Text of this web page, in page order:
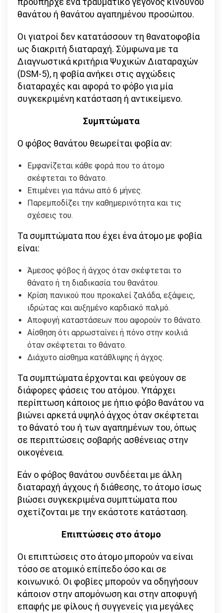
θανάτου ή θανάτου αγαπημένου προσώπου.
Οι γιατροί δεν κατατάσσουν τη θανατοφοβία
ως διακριτή διαταραχή. Σύμφωνα με τα
Διαγνωστικά κριτήρια Ψυχικών Διαταραχών
(DSM-5), η φοβία ανήκει στις αγχώδεις
διαταραχές και αφορά το φόβο για μία
συγκεκριμένη κατάσταση ή αντικείμενο.
Συμπτώματα
Ο φόβος θανάτου θεωρείται φοβία αν:
Εμφανίζεται κάθε φορά που το άτομο
σκέφτεται το θάνατο.
Επιμένει για πάνω από 6 μήνες.
Παρεμποδίζει την καθημερινότητα και τις
σχέσεις του.
Τα συμπτώματα που έχει ένα άτομο με φοβία
είναι:
Άμεσος φόβος ή άγχος όταν σκέφτεται το
θάνατο ή τη διαδικασία του θανάτου.
Κρίση πανικού που προκαλεί ζαλάδα, εξάψεις,
ιδρώτας και αυξημένο καρδιακό παλμό.
Αποφυγή καταστάσεων που αφορούν το θάνατο.
Αίσθηση ότι αρρωσταίνει ή πόνο στην κοιλιά
όταν σκέφτεται το θάνατο.
Διάχυτο αίσθημα κατάθλιψης ή άγχος.
Τα συμπτώματα έρχονται και φεύγουν σε
διάφορες φάσεις του ατόμου. Υπάρχει
περίπτωση κάποιος με ήπιο φόβο θανάτου να
βιώνει αρκετά υψηλό άγχος όταν σκέφτεται
το θάνατό του ή των αγαπημένων του, όπως
σε περιπτώσεις σοβαρής ασθένειας στην
οικογένεια.
Εάν ο φόβος θανάτου συνδέεται με άλλη
διαταραχή άγχους ή διάθεσης, το άτομο ίσως
βιώσει συγκεκριμένα συμπτώματα που
σχετίζονται με την εκάστοτε κατάσταση.
Επιπτώσεις στο άτομο
Οι επιπτώσεις στο άτομο μπορούν να είναι
τόσο σε ατομικό επίπεδο όσο και σε
κοινωνικό. Οι φοβίες μπορούν να οδηγήσουν
κάποιον στην απομόνωση και στην αποφυγή
επαφής με φίλους ή συγγενείς για μεγάλες